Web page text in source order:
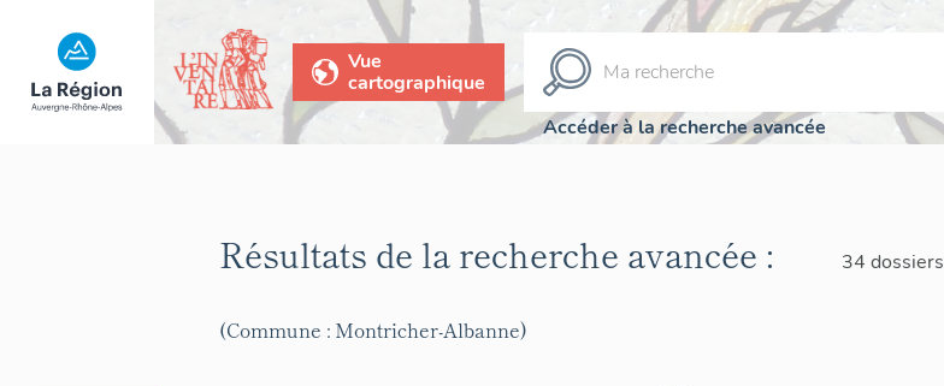
Vue
cartographique
Accéder à la recherche avancée
Résultats de la recherche avancée : 34 dossiers
(Commune : Montricher-Albanne)